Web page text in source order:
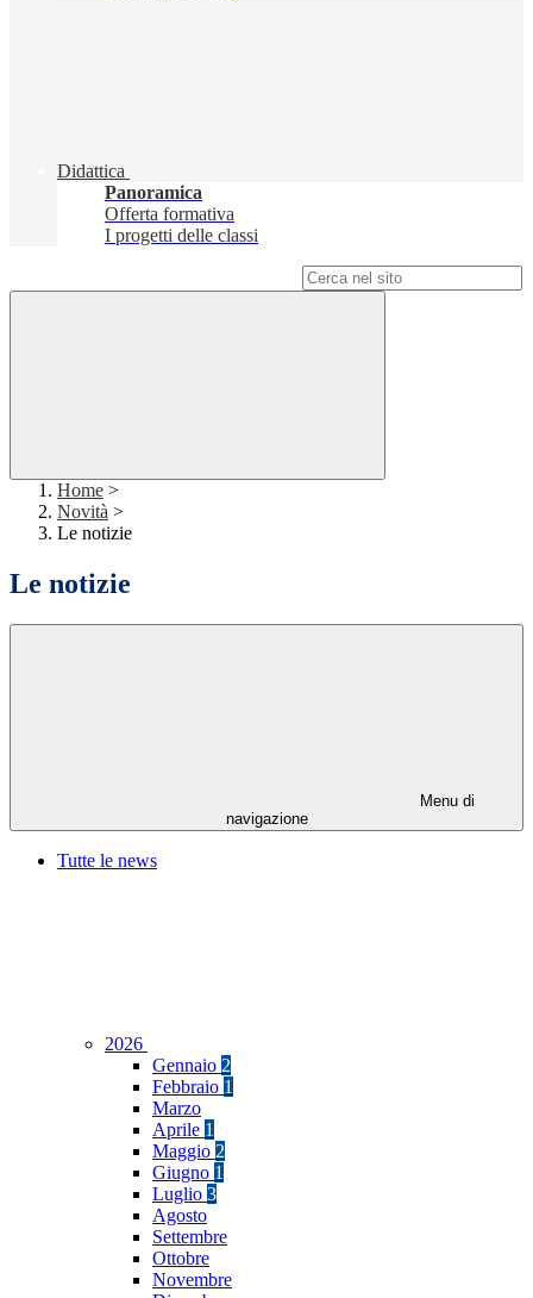
Didattica
Panoramica
Offerta formativa
I progetti delle classi
Home >
Novità >
Le notizie
Le notizie
Menu di
navigazione
Tutte le news
2026
Gennaio 2
Febbraio 1
Marzo
Aprile 1
Maggio 2
Giugno 1
Luglio 3
Agosto
Settembre
Ottobre
Novembre